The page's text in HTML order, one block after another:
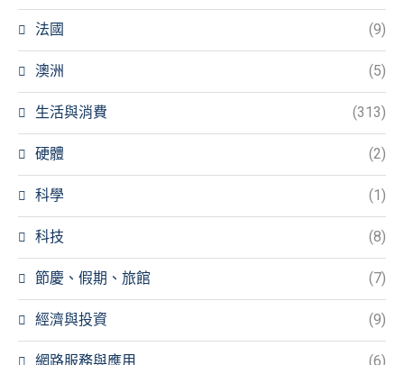
法國 (9)
澳洲 (5)
生活與消費 (313)
硬體 (2)
科學 (1)
科技 (8)
節慶、假期、旅館 (7)
經濟與投資 (9)
網路服務與應用 (6)